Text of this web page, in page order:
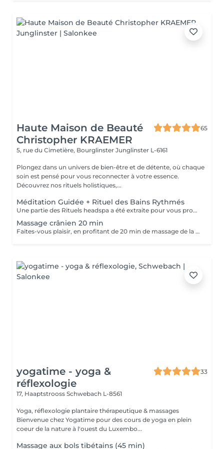
Haute Maison de Beauté
Christopher KRAEMER
65
5, rue du Cimetière, Bourglinster Junglinster L-6161
Plongez dans un univers de bien-être et de détente, où chaque
soin est pensé pour vous reconnecter à votre essence.
Découvrez nos rituels holistiques,...
Méditation Guidée + Rituel des Bains Rythmés
Une partie des Rituels headspa a été extraite pour vous proposer cette formule courte de 20 min, afin de lâcher tout votre stress et de réguler vos émotions. Le bac à shampooing est rempli d'eau à 39°C, avec une synergie d'huiles essentielles spécifiques, en continu, à l'aide d'un bol pendant ces 20 min, l'eau aromatique est versée sur votre tête, et pendant ce temps, nous faisons un court exercice de sophrologie afin de vous mettre en pleine réceptivité pour continuer avec une méditation guidée. Un moment très relaxant et ressourçant
Massage crânien 20 min
Faites-vous plaisir, en profitant de 20 min de massage de la tête uniquement
yogatime - yoga &
réflexologie
33
17, Haaptstrooss Schwebach L-8561
Yoga, réflexologie plantaire thérapeutique & massages
Bienvenue chez Yogatime pour des cours de yoga en plein
coeur de la nature à l'ouest du Luxembo...
Massage aux bols tibétains (45 min)